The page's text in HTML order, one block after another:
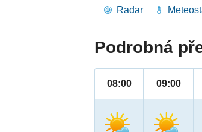
Radar
Podrobná
08:00 09:00